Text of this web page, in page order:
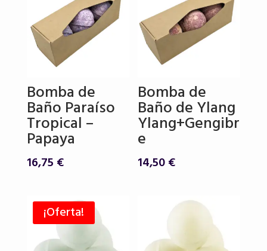
Bomba de
Baño Paraíso
Tropical –
Papaya
16,75 €
Bomba de
Baño de Ylang
Ylang+Gengibr
e
14,50€
¡Oferta!